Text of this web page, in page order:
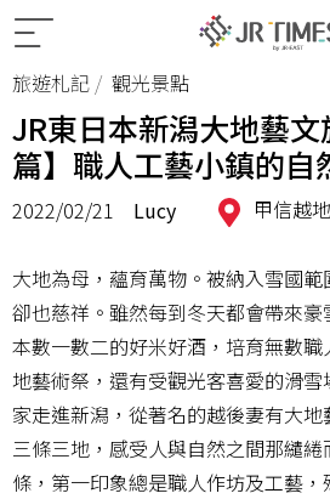
旅遊札記 觀光景點
JR東日本新潟大地藝
篇】職人工藝小鎮的自
2022/02/21 Lucy 甲信越
大地為母，蘊育萬物。被納入雪國
卻也慈祥。雖然每到冬天都會帶來
本數一數二的好米好酒，培育無數
地藝術祭，還有受觀光客喜愛的滑
家走進新潟，從著名的越後妻有大
三條三地，感受人與自然之間那繾
條，第一印象總是職人作坊及工藝